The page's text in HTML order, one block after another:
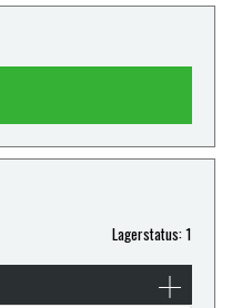
Lagerstatus: 1